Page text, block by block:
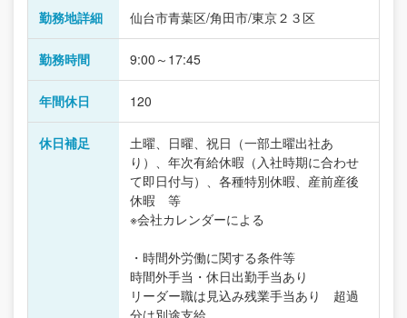
勤務地詳細 仙台市青葉区/角田市/東京２３区
勤務時間 9:00～17:45
年間休日 120
休日補足
土曜、日曜、祝日（一部土曜出社あ
り）、年次有給休暇（入社時期に合わせ
て即日付与）、各種特別休暇、産前産後
休暇 等
※会社カレンダーによる
・時間外労働に関する条件等
時間外手当・休日出勤手当あり
リーダー職は見込み残業手当あり 超過
分は別途支給